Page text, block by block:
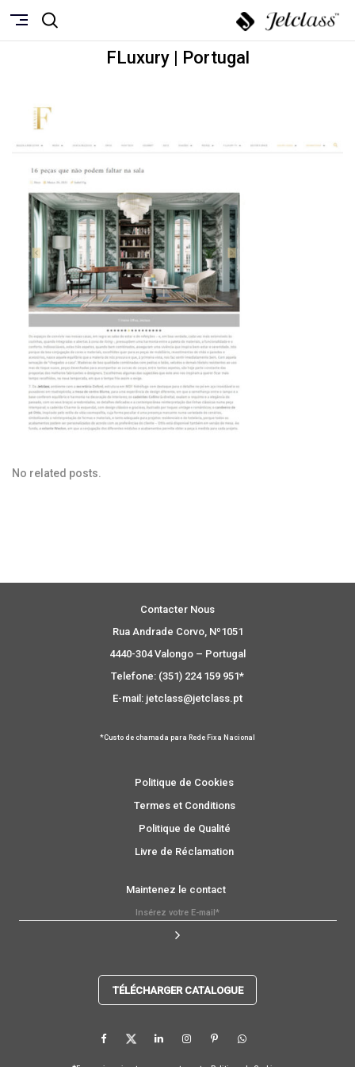
FLuxury | Portugal
No related posts.
Contacter Nous
Rua Andrade Corvo, Nº1051
4440-304 Valongo – Portugal
Telefone: (351) 224 159 951*
E-mail: jetclass@jetclass.pt
*Custo de chamada para Rede Fixa Nacional
Politique de Cookies
Termes et Conditions
Politique de Qualité
Livre de Réclamation
Maintenez le contact
TÉLÉCHARGER CATALOGUE